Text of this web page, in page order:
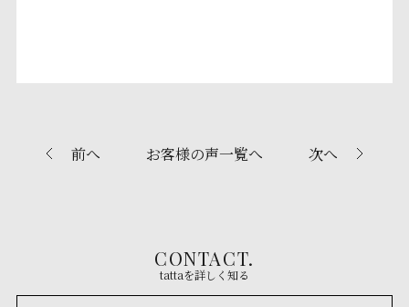
前へ お客様の声一覧へ 次へ
CONTACT.
tattaを詳しく知る